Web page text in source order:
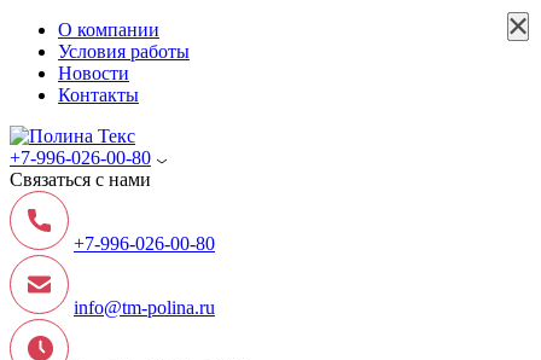
О компании
Условия работы
Новости
Контакты
+7-996-026-00-80
Связаться с нами
+7-996-026-00-80
info@tm-polina.ru
×
×
×
×
×